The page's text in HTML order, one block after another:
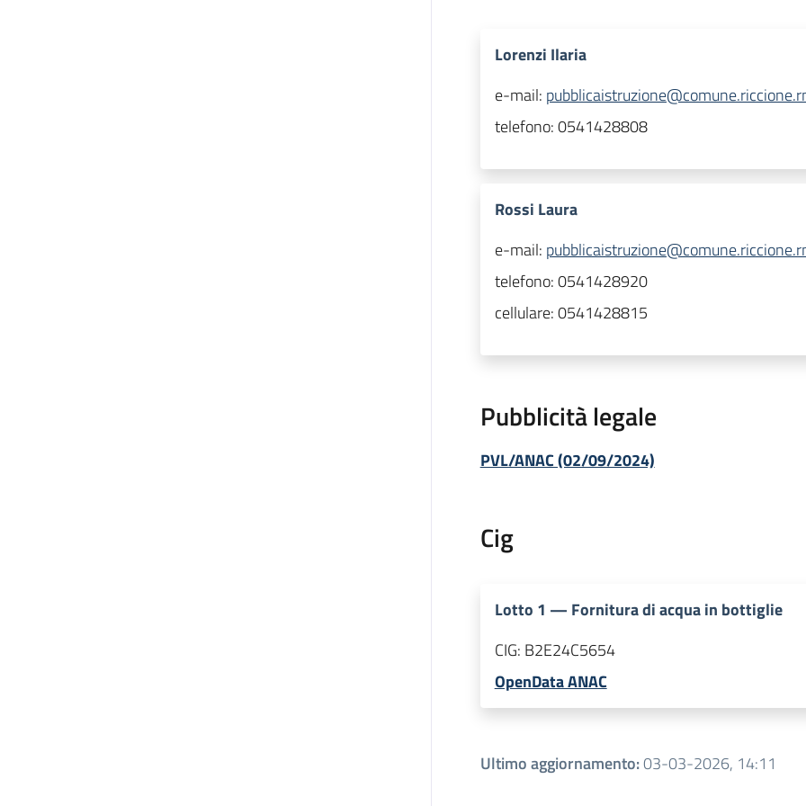
Lorenzi Ilaria
e-mail:
telefono:0541428808
Rossi Laura
e-mail:
telefono:0541428920
cellulare:0541428815
Pubblicità legale
PVL/ANAC (02/09/2024)
Cig
Lotto 1 — Fornitura di acqua in bottiglie
CIG: B2E24C5654
OpenData ANAC
Ultimo aggiornamento:03-03-2026, 14:11